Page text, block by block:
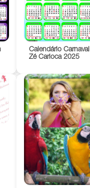
Calendário Carnaval
Zé Carioca 2025